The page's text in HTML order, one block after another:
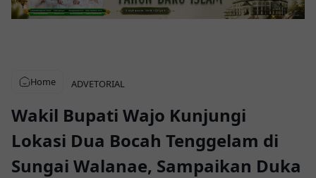
Home ADVETORIAL
Wakil Bupati Wajo Kunjungi
Lokasi Dua Bocah Tenggelam di
Sungai Walanae, Sampaikan Duka